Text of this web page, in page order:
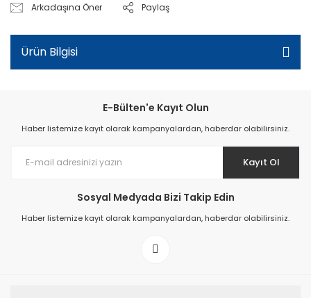
Arkadaşına Öner Paylaş
Ürün Bilgisi
E-Bülten'e Kayıt Olun
Haber listemize kayıt olarak kampanyalardan, haberdar olabilirsiniz.
Kayıt Ol
Sosyal Medyada Bizi Takip Edin
Haber listemize kayıt olarak kampanyalardan, haberdar olabilirsiniz.